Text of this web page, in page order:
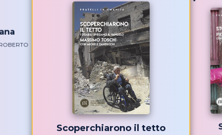
Scoperchiarono il tetto